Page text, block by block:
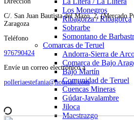
Los Monegros
Ribagorza / Ribagorça
Sobrarbe
Somontano de
Comarcas de Teruel
Andorra-Sierra de
Comarca de Bajo
Bajo Martín
Comunidad de Teruel
Cuencas Mineras
Gúdar-Javalambre
Jiloca
Maestrazgo
C/. San Juan Bautista del Mazo, 2, (Mercado
Zaragoza
Teléfono
976790424
Envíe un correo electrónico a
polleriaestefania@hotmail.com